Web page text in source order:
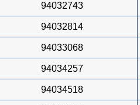
94032743
94032814
94033068
94034257
94034518